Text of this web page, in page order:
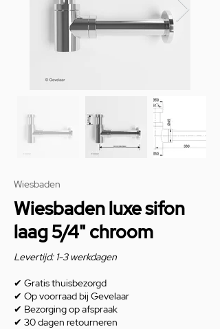
Wiesbaden
Wiesbaden luxe sifon
laag 5/4" chroom
Levertijd: 1-3 werkdagen
✔ Gratis thuisbezorgd
✔ Op voorraad bij Gevelaar
✔ Bezorging op afspraak
✔ 30 dagen retourneren